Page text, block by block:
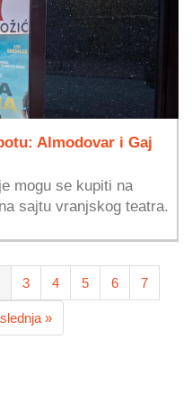
Almodovar i Gaj
mogu se kupiti na
sajtu vranjskog teatra.
3 4 5 6 7
»